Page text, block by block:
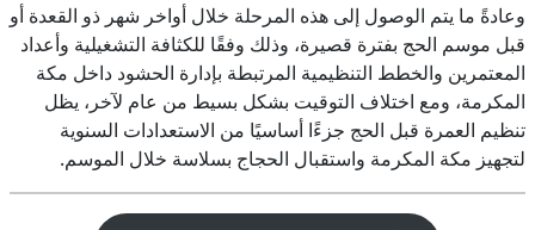
وعادةً ما يتم الوصول إلى هذه المرحلة خلال أواخر شهر ذو القعدة أو
قبل موسم الحج بفترة قصيرة، وذلك وفقًا للكثافة التشغيلية وأعداد
المعتمرين والخطط التنظيمية المرتبطة بإدارة الحشود داخل مكة
المكرمة، ومع اختلاف التوقيت بشكل بسيط من عام لآخر، يظل
تنظيم العمرة قبل الحج جزءًا أساسيًا من الاستعدادات السنوية
لتجهيز مكة المكرمة واستقبال الحجاج بسلاسة خلال الموسم.